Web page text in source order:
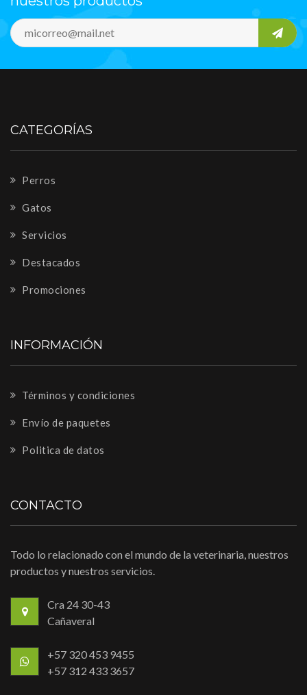
CATEGORÍAS
Perros
Gatos
Servicios
Destacados
Promociones
INFORMACIÓN
Términos y condiciones
Envío de paquetes
Politica de datos
CONTACTO
Todo lo relacionado con el mundo de la veterinaria, nuestros
productos y nuestros servicios.
Cra 24 30-43
Cañaveral
+57 320 453 9455
+57 312 433 3657